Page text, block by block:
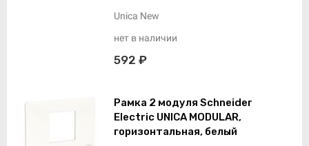
Unica New
нет в наличии
592 ₽
Рамка 2 модуля Schneider
Electric UNICA MODULAR,
горизонтальная, белый